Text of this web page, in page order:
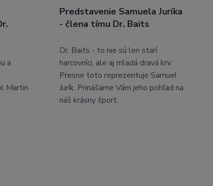
a
Martin
Predstavenie Samuela Juríka
- člena tímu Dr. Baits
Dr. Baits - to nie sú len starí
harcovníci, ale aj mladá dravá krv.
Presne toto reprezentuje Samuel
Jurík. Prinášame Vám jeho pohľad na
náš krásny šport.